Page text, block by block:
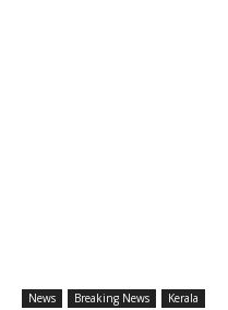
News Breaking News Kerala